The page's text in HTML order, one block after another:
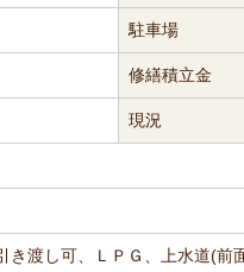
駐車場
修繕積立金
現況
渡し可、ＬＰＧ、上水道(前